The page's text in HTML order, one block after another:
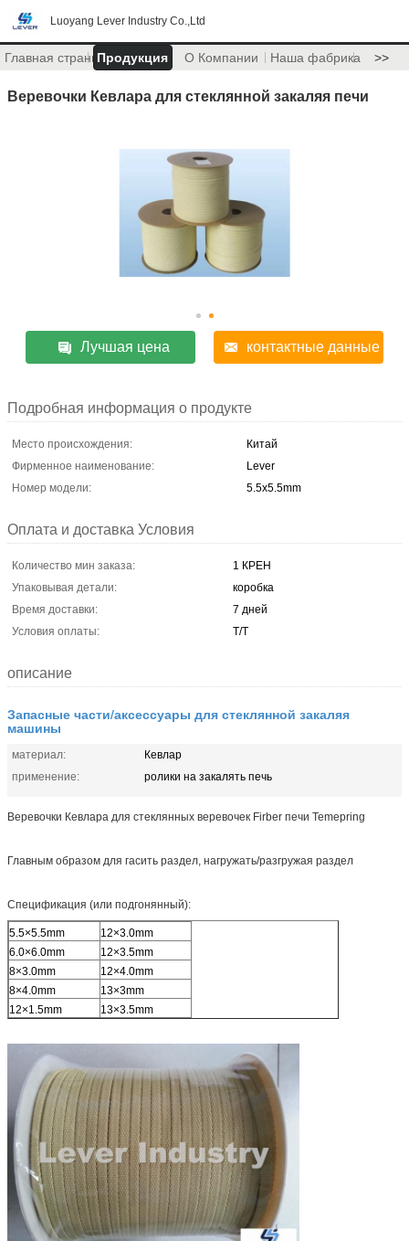
Luoyang Lever Industry Co.,Ltd
Главная страницаПродукция О Компании Наша фабрика >>
Веревочки Кевлара для стеклянной закаляя печи
Лучшая цена контактные данные
Подробная информация о продукте
Место происхождения:
Китай
Фирменное наименование:
Lever
Номер модели:
5.5x5.5mm
Оплата и доставка Условия
Количество мин заказа:
1 КРЕН
Упаковывая детали:
коробка
Время доставки:
7 дней
Условия оплаты:
T/T
описание
Запасные части/аксессуары для стеклянной закаляя
машины
материал:
Кевлар
применение:
ролики на закалять печь
Веревочки Кевлара для стеклянных веревочек Firber печи Temepring
Главным образом для гасить раздел, нагружать/разгружая раздел
Спецификация (или подгонянный):
5.5×5.5mm
12×3.0mm
6.0×6.0mm
12×3.5mm
8×3.0mm
12×4.0mm
8×4.0mm
13×3mm
12×1.5mm
13×3.5mm